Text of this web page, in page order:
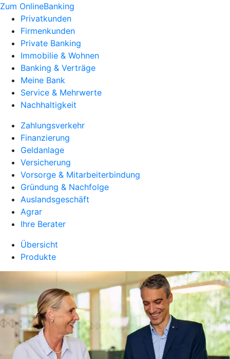
Zum OnlineBanking
Privatkunden
Firmenkunden
Private Banking
Immobilie & Wohnen
Banking & Verträge
Meine Bank
Service & Mehrwerte
Nachhaltigkeit
Zahlungsverkehr
Finanzierung
Geldanlage
Versicherung
Vorsorge & Mitarbeiterbindung
Gründung & Nachfolge
Auslandsgeschäft
Agrar
Ihre Berater
Übersicht
Produkte